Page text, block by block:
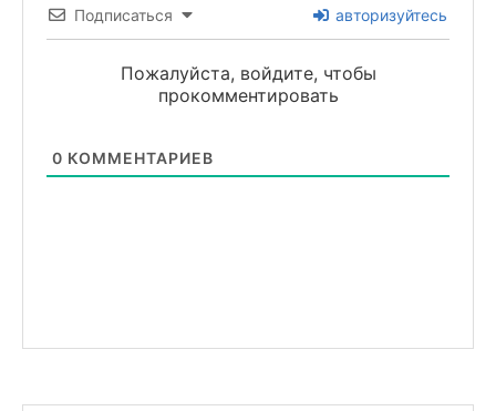
Подписаться авторизуйтесь
Пожалуйста, войдите, чтобы
прокомментировать
0 КОММЕНТАРИЕВ